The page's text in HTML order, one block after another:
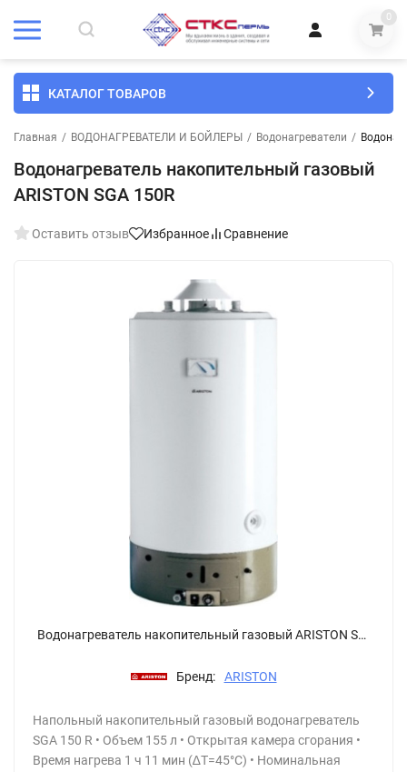
0
КАТАЛОГ ТОВАРОВ
Главная / ВОДОНАГРЕВАТЕЛИ И БОЙЛЕРЫ / Водонагреватели /
Водонагреватель накопительный газовый
ARISTON SGA 150R
Оставить отзыв Избранное Сравнение
Водонагреватель накопительный газовый ARISTON SGA 150R
Бренд: ARISTON
Напольный накопительный газовый водонагреватель
SGA 150 R • Объем 155 л • Открытая камера сгорания •
Время нагрева 1 ч 11 мин (∆Т=45°С) • Номинальная